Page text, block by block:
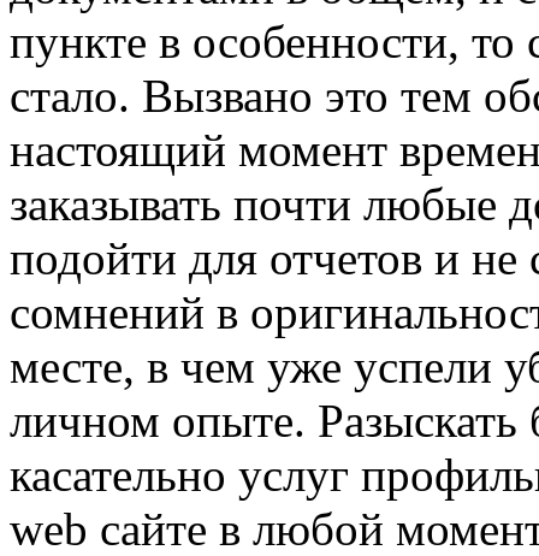
пункте в особенности,
стало. Вызвано это тем
настоящий момент
заказывать почти любые
подойти для отчетов и
сомнений в
месте, в чем уже успели
личном опыте.
касательно услуг
web сайте в любой